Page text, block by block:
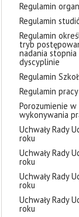
Regulamin
Regulamin
Regulamin
tryb
nadania
dyscyplinie
Regulamin
Regulamin pracy
Porozumienie
wykonywania
Uchwały Rady
roku
Uchwały Rady
roku
Uchwały Rady
roku
Uchwały Rady
roku